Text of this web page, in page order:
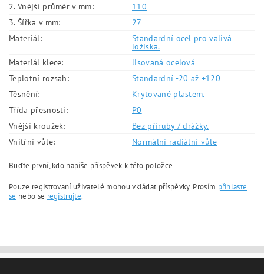
2. Vnější průměr v mm:
110
3. Šířka v mm:
27
Materiál:
Standardní ocel pro valivá
ložiska.
Materiál klece:
lisovaná ocelová
Teplotní rozsah:
Standardní -20 až +120
Těsnění:
Krytované plastem.
Třída přesnosti:
P0
Vnější kroužek:
Bez příruby / drážky.
Vnitřní vůle:
Normální radiální vůle
Buďte první, kdo napíše příspěvek k této položce.
Pouze registrovaní uživatelé mohou vkládat příspěvky. Prosím přihlaste
se nebo se registrujte.